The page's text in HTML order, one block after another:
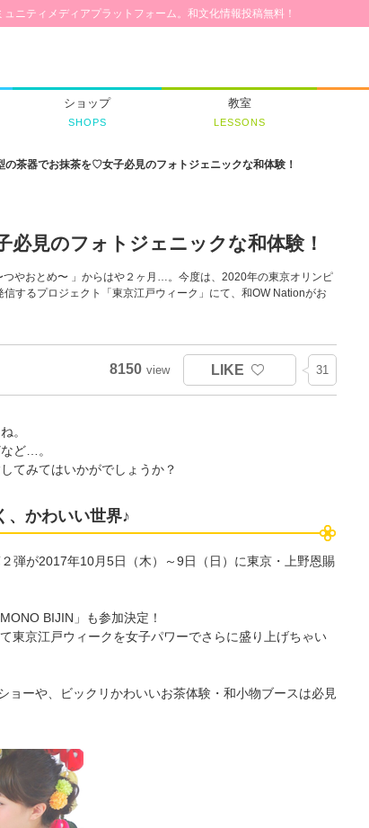
ニティメディアプラットフォーム。和文化情報投稿無料！
ショップ
SHOPS
教室
LESSONS
の茶器でお抹茶を♡女子必見のフォトジェニックな和体験！
見のフォトジェニックな和体験！
やおとめ〜 」からはや２ヶ月…。今度は、2020年の東京オリンピ
するプロジェクト「東京江戸ウィーク」にて、和OW Nationがお
LIKE 31
8150 view
。
ど…。
てみてはいかがでしょうか？
かわいい世界♪
弾が2017年10月5日（木）～9日（日）に東京・上野恩賜
BIJIN」も参加決定！
東京江戸ウィークを女子パワーでさらに盛り上げちゃい
ョーや、ビックリかわいいお茶体験・和小物ブースは必見